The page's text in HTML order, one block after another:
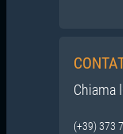
Chiama
(+39) 373